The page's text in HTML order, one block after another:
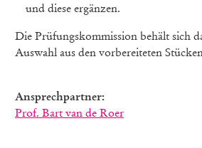
und diese ergänzen.
Die Prüfungskommission behält sich
Auswahl aus den vorbereiteten
Ansprechpartner:
Prof. Bart van de Roer